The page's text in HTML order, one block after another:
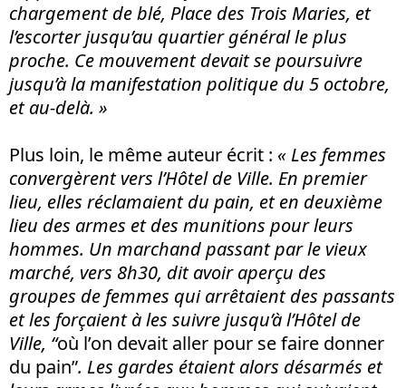
chargement de blé, Place des Trois Maries, et
l’escorter jusqu’au quartier général le plus
proche. Ce mouvement devait se poursuivre
jusqu’à la manifestation politique du 5 octobre,
et au-delà. »
Plus loin, le même auteur écrit : « Les femmes
convergèrent vers l’Hôtel de Ville. En premier
lieu, elles réclamaient du pain, et en deuxième
lieu des armes et des munitions pour leurs
hommes. Un marchand passant par le vieux
marché, vers 8h30, dit avoir aperçu des
groupes de femmes qui arrêtaient des passants
et les forçaient à les suivre jusqu’à l’Hôtel de
Ville, “où l’on devait aller pour se faire donner
du pain”. Les gardes étaient alors désarmés et